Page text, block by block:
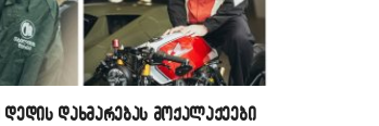
დახმარებას მოქალაქეები